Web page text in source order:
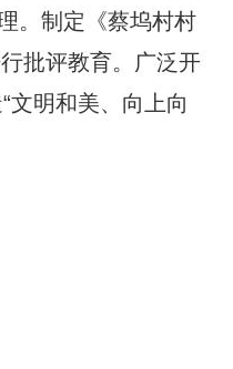
。制定《蔡坞村村
批评教育。广泛开
文明和美、向上向